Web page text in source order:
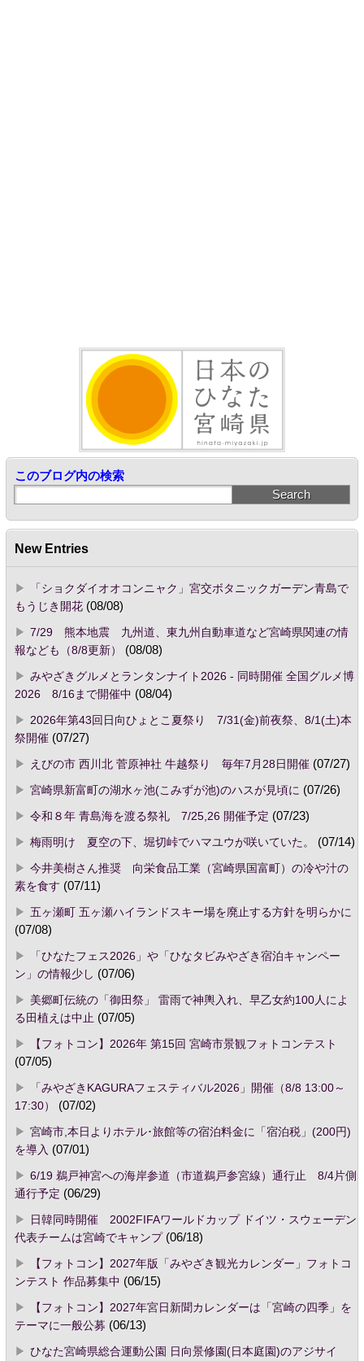
このブログ内の検索
New Entries
「ショクダイオオコンニャク」宮交ボタニックガーデン青島で
もうじき開花(08/08)
7/29 熊本地震 九州道、東九州自動車道など宮崎県関連の情
報なども（8/8更新）
(08/08)
みやざきグルメとランタンナイト2026 - 同時開催 全国グルメ博
2026 8/16まで開催中 (08/04)
2026年第43回日向ひょとこ夏祭り 7/31(金)前夜祭、8/1(土)本
祭開催(07/27)
えびの市 西川北 菅原神社 牛越祭り 毎年7月28日開催(07/27)
宮崎県新富町の湖水ヶ池(こみずが池)のハスが見頃に (07/26)
令和８年 青島海を渡る祭礼 7/25,26 開催予定 (07/23)
梅雨明け 夏空の下、堀切峠でハマユウが咲いていた。
(07/14)
今井美樹さん推奨 向栄食品工業（宮崎県国富町）の冷や汁の
素を食す (07/11)
五ヶ瀬町 五ヶ瀬ハイランドスキー場を廃止する方針を明らかに
(07/08)
「ひなたフェス2026」や「ひなタビみやざき宿泊キャンペー
ン」の情報少し (07/06)
美郷町伝統の「御田祭」 雷雨で神輿入れ、早乙女約100人によ
る田植えは中止 (07/05)
【フォトコン】2026年 第15回 宮崎市景観フォトコンテスト
(07/05)
「みやざきKAGURAフェスティバル2026」開催（8/8 13:00～
17:30）
(07/02)
宮崎市,本日よりホテル･旅館等の宿泊料金に「宿泊税」(200円)
を導入 (07/01)
6/19 鵜戸神宮への海岸参道（市道鵜戸参宮線）通行止 8/4片側
通行予定 (06/29)
日韓同時開催 2002FIFAワールドカップ ドイツ・スウェーデン
代表チームは宮崎でキャンプ(06/18)
【フォトコン】2027年版「みやざき観光カレンダー」フォトコ
ンテスト 作品募集中 (06/15)
【フォトコン】2027年宮日新聞カレンダーは「宮崎の四季」を
テーマに一般公募 (06/13)
ひなた宮崎県総合運動公園 日向景修園(日本庭園)のアジサイ